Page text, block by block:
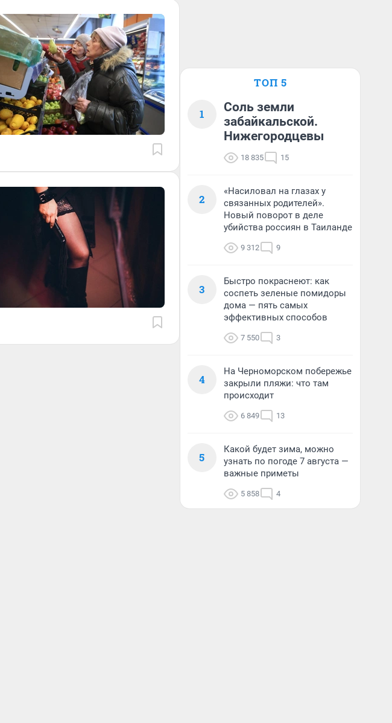
ТОП 5
1
Соль земли
забайкальской.
Нижегородцевы
18 835 15
2
«Насиловал на глазах у
связанных родителей».
Новый поворот в деле
убийства россиян в Таиланде
9 312 9
3
Быстро покраснеют: как
соспеть зеленые помидоры
дома — пять самых
эффективных способов
7 550 3
4
На Черноморском побережье
закрыли пляжи: что там
происходит
6 849 13
5
Какой будет зима, можно
узнать по погоде 7 августа —
важные приметы
5 858 4